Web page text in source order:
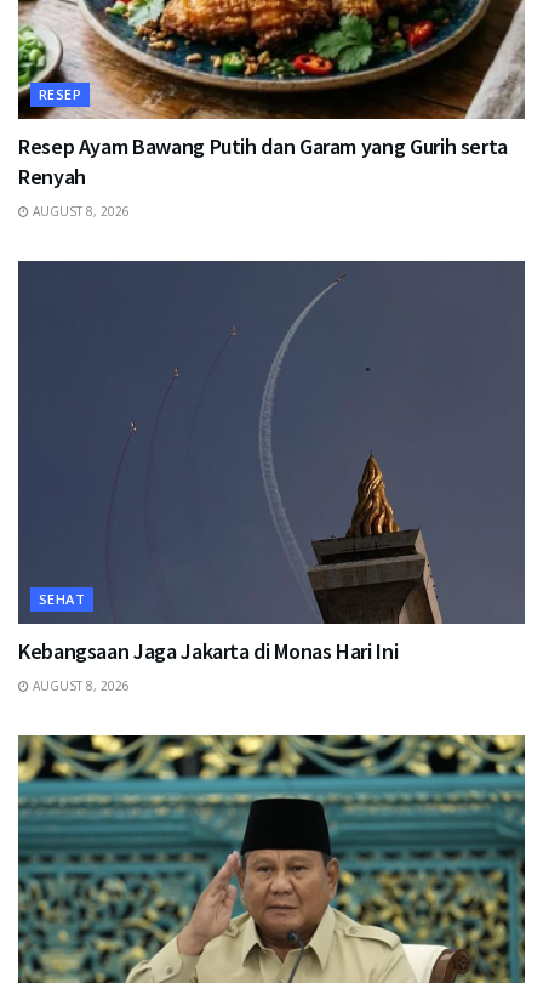
RESEP
Resep Ayam Bawang Putih dan Garam yang Gurih serta
Renyah
AUGUST 8, 2026
SEHAT
Kebangsaan Jaga Jakarta di Monas Hari Ini
AUGUST 8, 2026